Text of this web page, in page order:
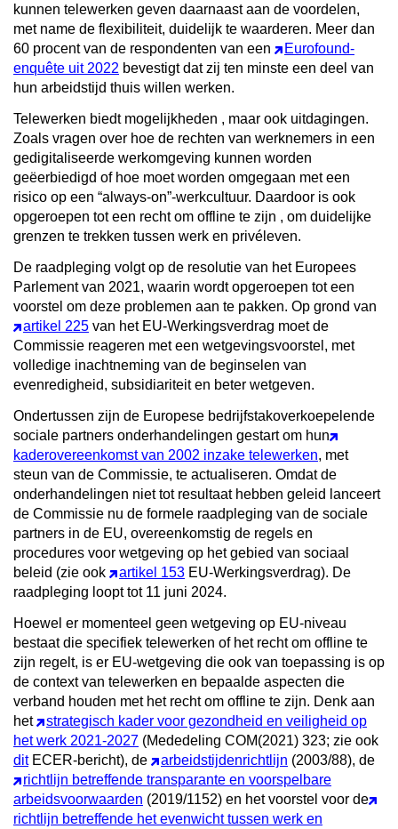
kunnen telewerken geven daarnaast aan de voordelen,
met name de flexibiliteit, duidelijk te waarderen. Meer dan
60 procent van de respondenten van een
Eurofound-
enquête uit 2022 bevestigt dat zij ten minste een deel van
hun arbeidstijd thuis willen werken.
Telewerken biedt mogelijkheden , maar ook uitdagingen.
Zoals vragen over hoe de rechten van werknemers in een
gedigitaliseerde werkomgeving kunnen worden
geëerbiedigd of hoe moet worden omgegaan met een
risico op een “always-on”-werkcultuur. Daardoor is ook
opgeroepen tot een recht om offline te zijn , om duidelijke
grenzen te trekken tussen werk en privéleven.
De raadpleging volgt op de resolutie van het Europees
Parlement van 2021, waarin wordt opgeroepen tot een
voorstel om deze problemen aan te pakken. Op grond van
artikel 225 van het EU-Werkingsverdrag moet de
Commissie reageren met een wetgevingsvoorstel, met
volledige inachtneming van de beginselen van
evenredigheid, subsidiariteit en beter wetgeven.
Ondertussen zijn de Europese bedrijfstakoverkoepelende
sociale partners onderhandelingen gestart om hun
kaderovereenkomst van 2002 inzake telewerken, met
steun van de Commissie, te actualiseren. Omdat de
onderhandelingen niet tot resultaat hebben geleid lanceert
de Commissie nu de formele raadpleging van de sociale
partners in de EU, overeenkomstig de regels en
procedures voor wetgeving op het gebied van sociaal
beleid (zie ook
artikel 153 EU-Werkingsverdrag). De
raadpleging loopt tot 11 juni 2024.
Hoewel er momenteel geen wetgeving op EU-niveau
bestaat die specifiek telewerken of het recht om offline te
zijn regelt, is er EU-wetgeving die ook van toepassing is op
de context van telewerken en bepaalde aspecten die
verband houden met het recht om offline te zijn. Denk aan
het
strategisch kader voor gezondheid en veiligheid op
het werk 2021-2027 (Mededeling COM(2021) 323; zie ook
ditECER-bericht), de arbeidstijdenrichtlijn (2003/88), de
richtlijn betreffende transparante en voorspelbare
arbeidsvoorwaarden (2019/1152) en het voorstel voor de
richtlijn betreffende het evenwicht tussen werk en